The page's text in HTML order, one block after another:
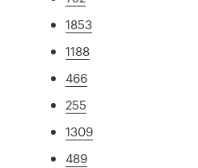
1853
1188
466
255
1309
489